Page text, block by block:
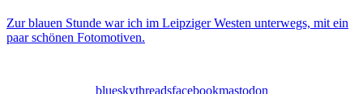
Zur blauen Stunde war ich im Leipziger Westen unterwegs, mit ein
paar schönen Fotomotiven.
blueskythreadsfacebookmastodon